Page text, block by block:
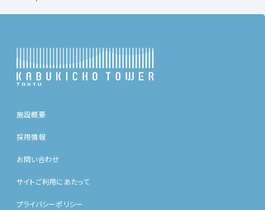
施設概要
採用情報
お問い合わせ
サイトご利用にあたって
プライバシーポリシー